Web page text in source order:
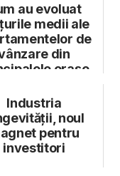
au evoluat
medii ale
de
din
orașe
Industria
noul
pentru
investitori